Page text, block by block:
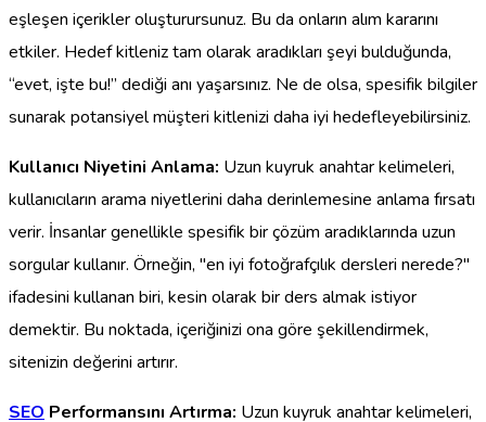
eşleşen içerikler oluşturursunuz. Bu da onların alım kararını
etkiler. Hedef kitleniz tam olarak aradıkları şeyi bulduğunda,
“evet, işte bu!” dediği anı yaşarsınız. Ne de olsa, spesifik bilgiler
sunarak potansiyel müşteri kitlenizi daha iyi hedefleyebilirsiniz.
Kullanıcı Niyetini Anlama: Uzun kuyruk anahtar kelimeleri,
kullanıcıların arama niyetlerini daha derinlemesine anlama fırsatı
verir. İnsanlar genellikle spesifik bir çözüm aradıklarında uzun
sorgular kullanır. Örneğin, "en iyi fotoğrafçılık dersleri nerede?"
ifadesini kullanan biri, kesin olarak bir ders almak istiyor
demektir. Bu noktada, içeriğinizi ona göre şekillendirmek,
sitenizin değerini artırır.
SEO Performansını Artırma: Uzun kuyruk anahtar kelimeleri,